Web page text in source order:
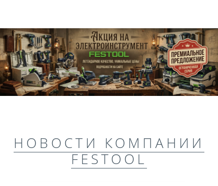
НОВОСТИ КОМПАНИИ
FESTOOL